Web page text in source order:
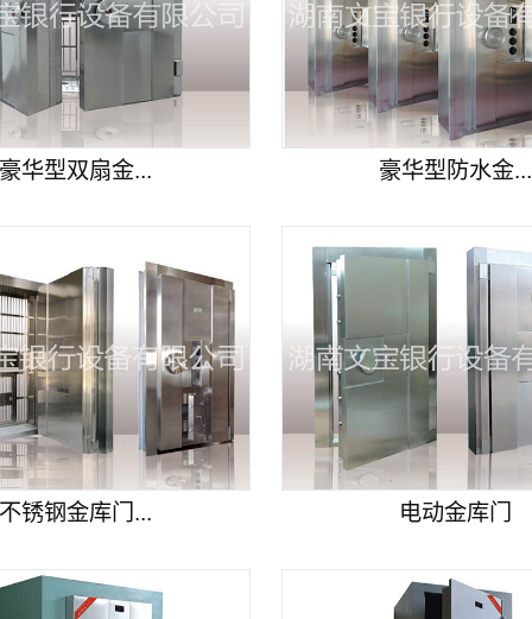
豪华型双扇金... 豪华型防水金...
不锈钢金库门... 电动金库门